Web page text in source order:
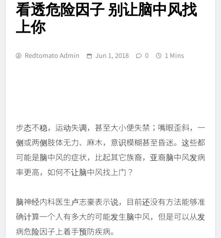
看透危险因子 别让脑中风找
上你
Redtomato Admin Jun 1, 2018 0 1 Mins
步态不稳，运动失调，甚至大小便失禁；嘴眼歪斜，一
侧或两侧肢体无力、麻木，意识模糊甚至昏迷。这些都
可能是脑中风的症状，比起其它族裔，亚裔脑中风发病
率更高，如何不让脑中风找上门？
脑神经内科医生卢志豪表示说，目前还没有方法能够准
确计算一个人有多大的可能发生脑中风，但是可以从发
病危险因子上着手预防疾病。